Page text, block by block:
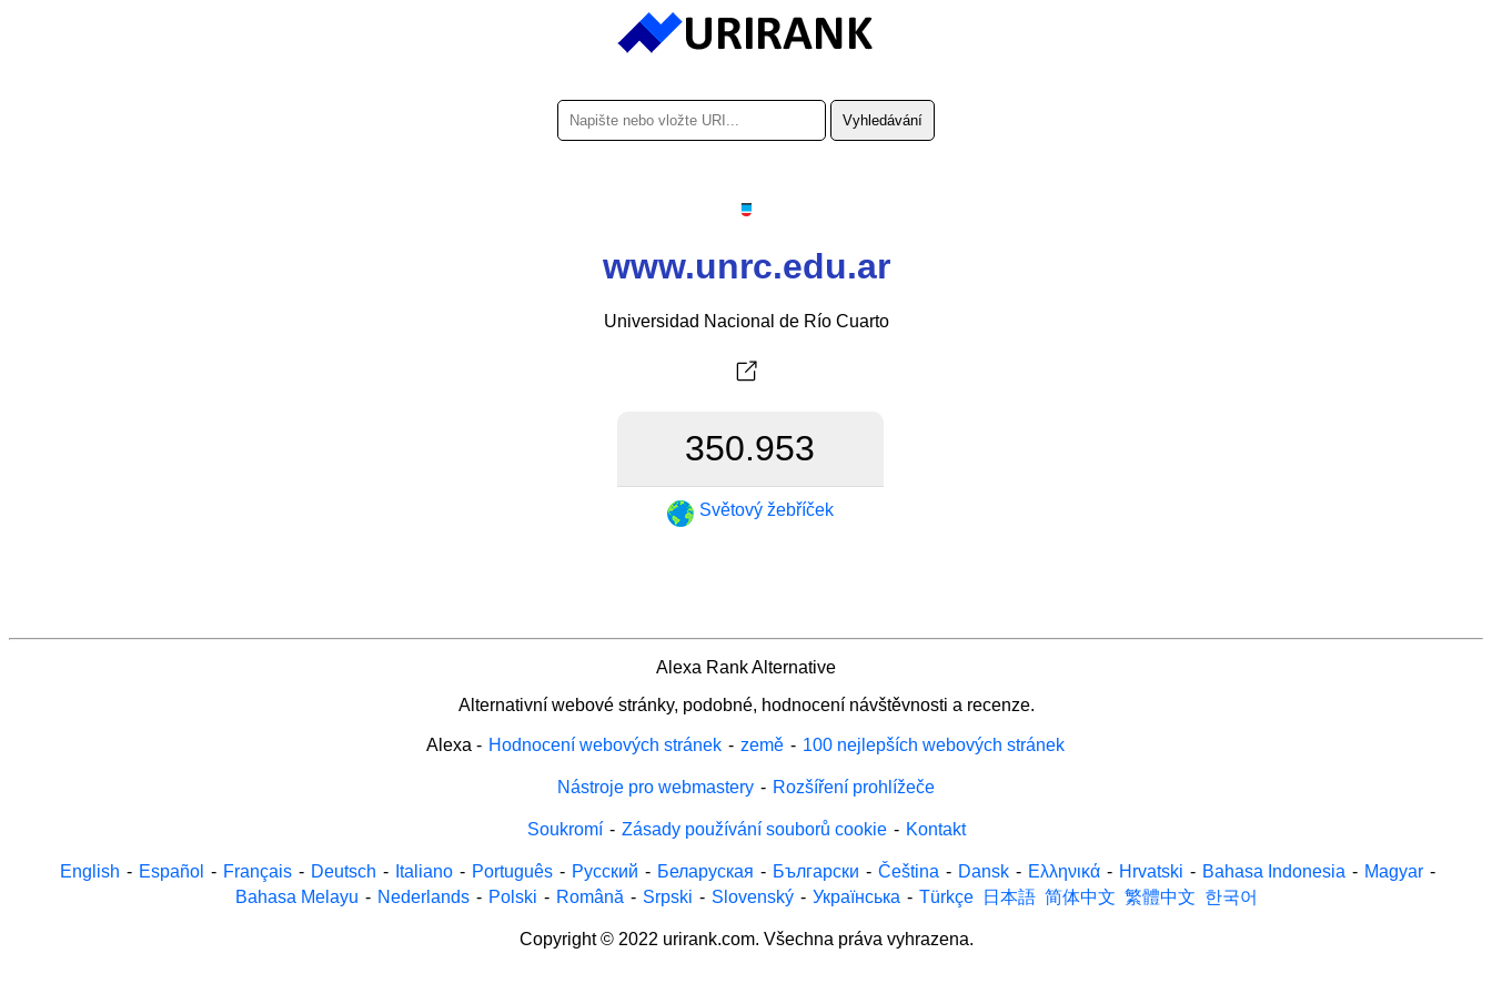
www.unrc.edu.ar
Universidad Nacional de Río Cuarto
350.953
Světový žebříček
Alexa Rank Alternative
Alternativní webové stránky, podobné, hodnocení návštěvnosti a recenze.
Alexa - Hodnocení webových stránek - země - 100 nejlepších webových stránek
Nástroje pro webmastery - Rozšíření prohlížeče
Soukromí - Zásady používání souborů cookie - Kontakt
English - Español - Français - Deutsch - Italiano - Português - Русский - Беларуская - Български - Čeština - Dansk - Ελληνικά - Hrvatski - Bahasa Indonesia - Magyar -
Bahasa Melayu - Nederlands - Polski - Română - Srpski - Slovenský - Українська - Türkçe 日本語 简体中文 繁體中文 한국어
Copyright © 2022 urirank.com. Všechna práva vyhrazena.